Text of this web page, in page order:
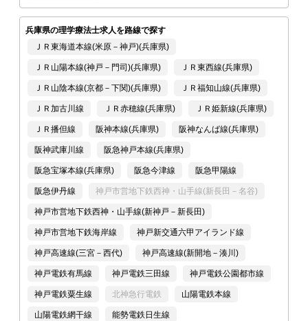
兵庫県の理学療法士求人を路線で探す
ＪＲ東海道本線(米原－神戸)(兵庫県)
ＪＲ山陽本線(神戸－門司)(兵庫県) ＪＲ東西線(兵庫県)
ＪＲ山陰本線(京都－下関)(兵庫県) ＪＲ福知山線(兵庫県)
ＪＲ加古川線 ＪＲ赤穂線(兵庫県) ＪＲ姫新線(兵庫県)
ＪＲ播但線 阪神本線(兵庫県) 阪神なんば線(兵庫県)
阪神武庫川線 阪急神戸本線(兵庫県)
阪急宝塚本線(兵庫県) 阪急今津線 阪急甲陽線
阪急伊丹線 神戸市営地下鉄西神・山手線(新長田－名谷)
神戸市営地下鉄西神・山手線(新神戸－新長田)
神戸市営地下鉄海岸線 神戸新交通六甲アイランド線
神戸高速線(三宮－西代) 神戸高速線(新開地－湊川)
神戸電鉄有馬線 神戸電鉄三田線 神戸電鉄公園都市線
神戸電鉄粟生線 北神急行電鉄 山陽電鉄本線
山陽電鉄網干線 能勢電鉄日生線